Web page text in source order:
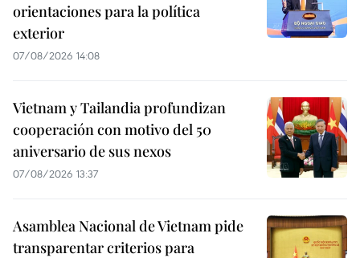
orientaciones para la política
exterior
07/08/2026 14:08
Vietnam y Tailandia profundizan
cooperación con motivo del 50
aniversario de sus nexos
07/08/2026 13:37
Asamblea Nacional de Vietnam pide
transparentar criterios para